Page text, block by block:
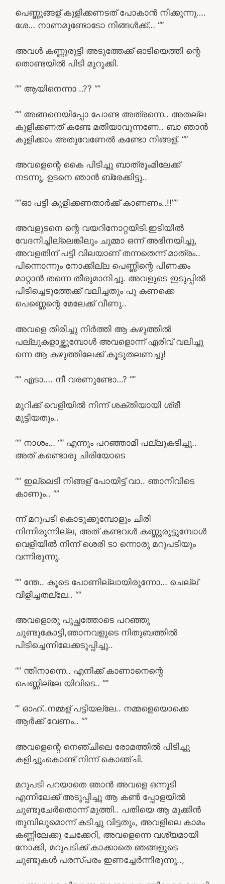
പെണ്ണുങ്ങള് കുളിക്കണടത് പോകാൻ നിക്കുന്നു….
ശേ… നാണമുണ്ടോടോ നിങ്ങൾക്ക്… “”
അവൾ കണ്ണുരുട്ടി അടുത്തേക്ക് ഓടിയെത്തി ന്റെ
തൊണ്ടയിൽ പിടി മുറുക്കി.
“” ആയിനെന്നാ ..?? “”
“” അങ്ങനെയിപ്പോ പോണ്ട അത്രന്നെ.. അതല്ല
കുളിക്കണത് കണ്ടേ മതിയാവുന്നണേ.. ബാ ഞാൻ
കുളിക്കാം അതുവേണേൽ കണ്ടോ നിങ്ങള്. “”
അവളെന്റെ കൈ പിടിച്ചു ബാത്രൂംമിലേക്ക്
നടന്നു, ഉടനെ ഞാൻ ബ്രേക്കിട്ടു..
“”ഓ പട്ടി കുളിക്കണതാർക്ക് കാണണം..!!””
അവളുടനെ ന്റെ വയറിനോറ്റയിടി.ഇടിയിൽ
വേദനിച്ചില്ലെങ്കിലും ചുമ്മാ ഒന്ന് അഭിനയിച്ചു,
അവളതിന് പട്ടി വിലയാണ് തന്നതെന്ന് മാത്രം..
പിന്നൊന്നും നോക്കില്ല പെണ്ണിന്റെ പിണക്കം
മാറ്റാൻ തന്നെ തീരുമാനിച്ചു. അവളുടെ ഇടുപ്പിൽ
പിടിച്ചെടുത്തേക്ക് വലിച്ചതും പൂ കണക്കെ
പെണ്ണെന്റെ മേലേക്ക് വീണു..
അവളെ തിരിച്ചു നിർത്തി ആ കഴുത്തിൽ
പല്ലുകളാഴ്ത്തുമ്പോൾ അവളൊന്ന് എരിവ് വലിച്ചു
ന്നെ ആ കഴുത്തിലേക്ക് കൂടുതലണച്ചു!
“” എടാ…. നീ വരണുണ്ടോ…? “”
മുറിക്ക് വെളിയിൽ നിന്ന് ശക്തിയായി ശ്രീ
മുട്ടിയതും..
“” നാശം… “” എന്നും പറഞ്ഞാമി പല്ലുകടിച്ചു..
അത് കണ്ടൊരു ചിരിയോടെ
“” ഇല്ലെടി നിങ്ങള് പോയിട്ട് വാ.. ഞാനിവിടെ
കാണും.. “”
ന്ന് മറുപടി കൊടുക്കുമ്പോളും ചിരി
നിന്നിരുന്നില്ല, അത് കണ്ടവൾ കണ്ണുരുട്ടുമ്പോൾ
വെളിയിൽ നിന്ന് ശെരി ടാ ന്നൊരു മറുപടിയും
വന്നിരുന്നു.
“” ന്തേ.. കൂടെ പോണില്ലായിരുന്നോ… ചെല്ല്
വിളിച്ചതല്ലേ.. “”
അവളൊരു പുച്ഛത്തോടെ പറഞ്ഞു
ചുണ്ടുകോട്ടി,ഞാനവളുടെ നിതുബത്തിൽ
പിടിച്ചെന്നിലേക്കടുപ്പിച്ചു..
“” ന്തിനാന്നെ.. എനിക്ക് കാണാനെന്റെ
പെണ്ണില്ലേ യിവിടെ.. “”
‘” ഓഹ്..നമ്മള് പട്ടിയല്ലേ.. നമ്മളെയൊക്കെ
ആർക്ക് വേണം.. “”
അവളെന്റെ നെഞ്ചിലെ രോമത്തിൽ പിടിച്ചു
കളിച്ചുംകൊണ്ട് നിന്ന് കൊഞ്ചി.
മറുപടി പറയാതെ ഞാൻ അവളെ ഒന്നൂടി
എന്നിലേക്ക് അടുപ്പിച്ചു ആ കൺ പ്പോളയിൽ
ചുണ്ടുചേർതൊന്ന് മുത്തി.. പതിയെ ആ മുക്കിൻ
തുമ്പിലുമൊന്ന് കടിച്ചു വിട്ടതും, അവളിലെ കാമം
കണ്ണിലേക്കു ചേക്കേറി, അവളെന്നെ വശ്യമായി
നോക്കി, മറുപടിക്ക് കാക്കാതെ ഞങ്ങളുടെ
ചുണ്ടുകൾ പരസ്പരം ഇണച്ചേർന്നിരുന്നു..,